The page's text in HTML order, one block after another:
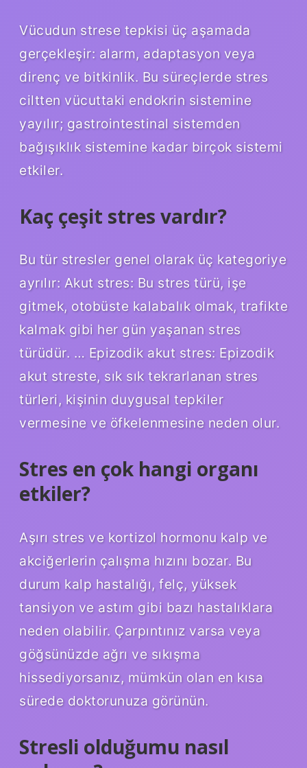
Vücudun strese tepkisi üç aşamada
gerçekleşir: alarm, adaptasyon veya
direnç ve bitkinlik. Bu süreçlerde stres
ciltten vücuttaki endokrin sistemine
yayılır; gastrointestinal sistemden
bağışıklık sistemine kadar birçok sistemi
etkiler.
Kaç çeşit stres vardır?
Bu tür stresler genel olarak üç kategoriye
ayrılır: Akut stres: Bu stres türü, işe
gitmek, otobüste kalabalık olmak, trafikte
kalmak gibi her gün yaşanan stres
türüdür. … Epizodik akut stres: Epizodik
akut streste, sık sık tekrarlanan stres
türleri, kişinin duygusal tepkiler
vermesine ve öfkelenmesine neden olur.
Stres en çok hangi organı
etkiler?
Aşırı stres ve kortizol hormonu kalp ve
akciğerlerin çalışma hızını bozar. Bu
durum kalp hastalığı, felç, yüksek
tansiyon ve astım gibi bazı hastalıklara
neden olabilir. Çarpıntınız varsa veya
göğsünüzde ağrı ve sıkışma
hissediyorsanız, mümkün olan en kısa
sürede doktorunuza görünün.
Stresli olduğumu nasıl